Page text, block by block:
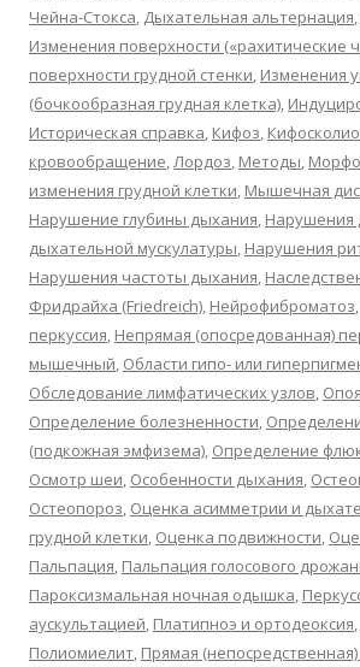
Чейна-Стокса, Дыхательная альтернация,
Изменения поверхности («рахитические
поверхности грудной стенки, Изменения
(бочкообразная грудная клетка),
Историческая справка, Кифоз,
кровообращение,Лордоз, Методы,
изменения грудной клетки, Мышечная
Нарушение глубины дыхания, Нарушения
дыхательной мускулатуры, Нарушения
Нарушения частоты дыхания,
Фридрайха (Friedreich), Нейрофиброматоз,
перкуссия, Непрямая (опосредованная)
мышечный, Области гипо- или
Обследование лимфатических узлов,
Определение болезненности,
(подкожная эмфизема), Определение
Осмотр шеи, Особенности дыхания,
Остеопороз, Оценка асимметрии и
грудной клетки, Оценка подвижности,
Пальпация, Пальпация голосового
Пароксизмальная ночная одышка,
аускультацией, Платипноэ и ортодеоксия,
Полиомиелит, Прямая (непосредственная)